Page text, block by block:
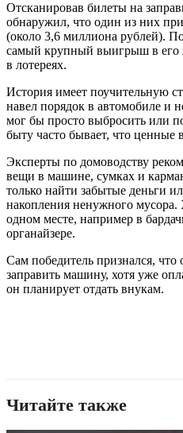
Отсканировав билеты на
обнаружил, что один из них
(около 3,6 миллиона рублей).
самый крупный выигрыш в его
в лотереях.
История имеет поучительную
навел порядок в автомобиле и
мог бы просто выбросить или
быту часто бывает, что ценные
Эксперты по домоводству
вещи в машине, сумках и
только найти забытые деньги
накопления ненужного
одном месте, например в
органайзере.
Сам победитель признался, что
заправить машину, хотя уже
он планирует отдать внукам.
Читайте также